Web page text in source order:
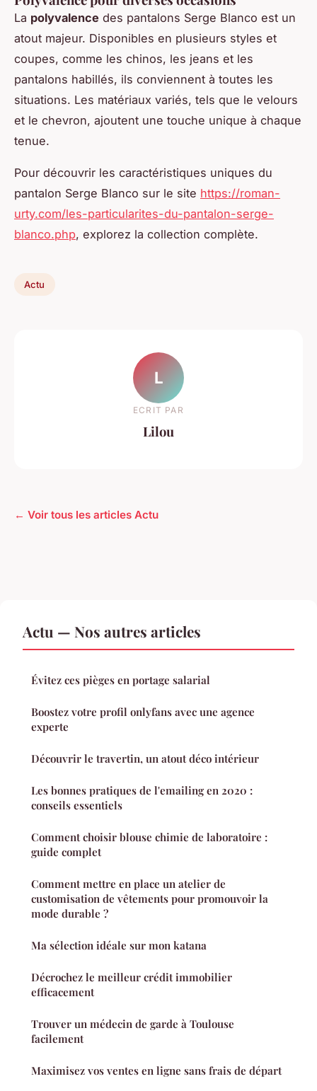
La polyvalence des pantalons Serge Blanco est un
atout majeur. Disponibles en plusieurs styles et
coupes, comme les chinos, les jeans et les
pantalons habillés, ils conviennent à toutes les
situations. Les matériaux variés, tels que le velours
et le chevron, ajoutent une touche unique à chaque
tenue.
Pour découvrir les caractéristiques uniques du
pantalon Serge Blanco sur le site https://roman-
urty.com/les-particularites-du-pantalon-serge-
blanco.php, explorez la collection complète.
Actu
L
ECRIT PAR
Lilou
← Voir tous les articles Actu
Actu — Nos autres articles
Évitez ces pièges en portage salarial
Boostez votre profil onlyfans avec une agence
experte
Découvrir le travertin, un atout déco intérieur
Les bonnes pratiques de l'emailing en 2020 :
conseils essentiels
Comment choisir blouse chimie de laboratoire :
guide complet
Comment mettre en place un atelier de
customisation de vêtements pour promouvoir la
mode durable ?
Ma sélection idéale sur mon katana
Décrochez le meilleur crédit immobilier
efficacement
Trouver un médecin de garde à Toulouse
facilement
Maximisez vos ventes en ligne sans frais de départ